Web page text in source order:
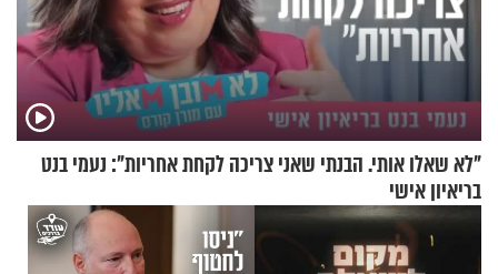
"לא שאלו אותי. הבנתי שאני צריכה לקחת אחריות": נעמי בנט
בריאיון אישי